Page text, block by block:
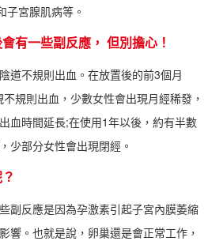
子宮腺肌病等。
一些副反應， 但別擔心！
不規則出血。在放置後的前3個月
規則出血，少數女性會出現月經稀發，
血時間延長;在使用1年以後，約有半數
少部分女性會出現閉經。
反應是因為孕激素引起子宮內膜萎縮
響。也就是說，卵巢還是會正常工作，